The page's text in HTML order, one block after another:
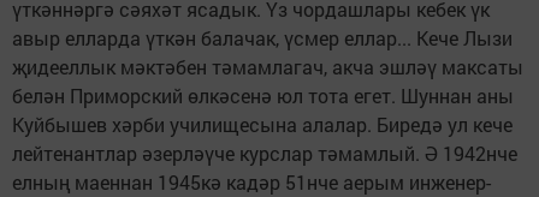
үткәннәргә сәяхәт ясадык. Үз чордашлары кебек үк
авыр елларда үткән балачак, үсмер еллар... Кече Лызи
җидееллык мәктәбен тәмамлагач, акча эшләү максаты
белән Приморский өлкәсенә юл тота егет. Шуннан аны
Куйбышев хәрби училищесына алалар. Биредә ул кече
лейтенантлар әзерләүче курслар тәмамлый. Ә 1942нче
елның маеннан 1945кә кадәр 51нче аерым инженер-